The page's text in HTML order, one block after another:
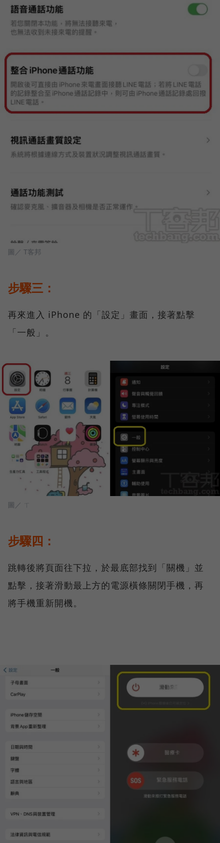
圖／ T客邦
步驟三：
再來進入 iPhone 的「設定」畫面，接著點擊
「一般」。
圖／ ㄒ
步驟四：
跳轉後將頁面往下拉，於最底部找到「關機」並
點擊，接著滑動最上方的電源橫條關閉手機，再
將手機重新開機。